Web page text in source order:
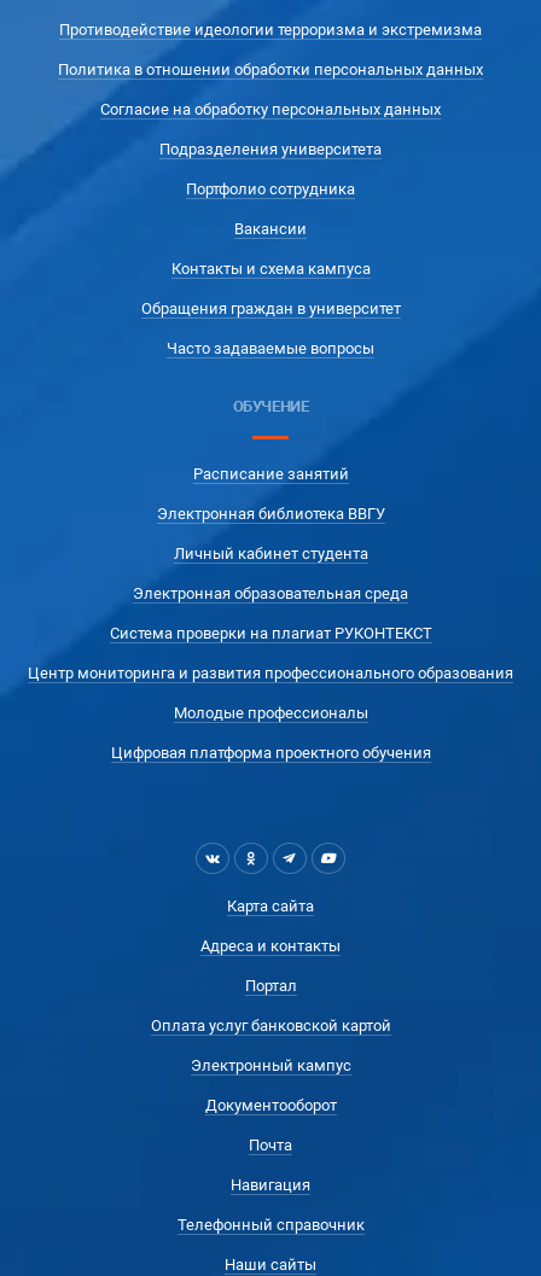
Противодействие идеологии терроризма и экстремизма
Политика в отношении обработки персональных данных
Согласие на обработку персональных данных
Подразделения университета
Портфолио сотрудника
Вакансии
Контакты и схема кампуса
Обращения граждан в университет
Часто задаваемые вопросы
ОБУЧЕНИЕ
Расписание занятий
Электронная библиотека ВВГУ
Личный кабинет студента
Электронная образовательная среда
Система проверки на плагиат РУКОНТЕКСТ
Центр мониторинга и развития профессионального образования
Молодые профессионалы
Цифровая платформа проектного обучения
Карта сайта
Адреса и контакты
Портал
Оплата услуг банковской картой
Электронный кампус
Документооборот
Почта
Навигация
Телефонный справочник
Наши сайты